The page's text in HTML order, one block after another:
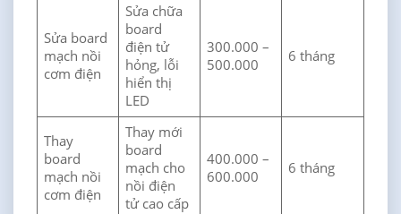
Sửa board
mạch nồi
cơm điện
Sửa chữa
board
điện tử
hỏng, lỗi
hiển thị
LED
300.000 –
500.000
6 tháng
Thay
board
mạch nồi
cơm điện
Thay mới
board
mạch cho
nồi điện
tử cao cấp
400.000 –
600.000
6 tháng